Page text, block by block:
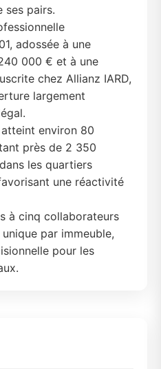
ses pairs.
adossée à une
000 € et à une
chez Allianz IARD,
largement
environ 80
près de 2 350
les quartiers
une réactivité
à cinq collaborateurs
par immeuble,
pour les